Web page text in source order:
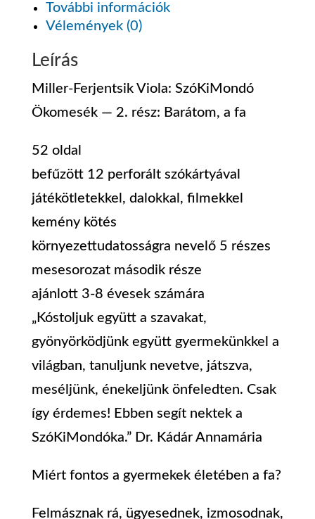
További információk
Vélemények (0)
Leírás
Miller-Ferjentsik Viola: SzóKiMondó
Ökomesék ― 2. rész: Barátom, a fa
52 oldal
befűzött 12 perforált szókártyával
játékötletekkel, dalokkal, filmekkel
kemény kötés
környezettudatosságra nevelő 5 részes
mesesorozat második része
ajánlott 3-8 évesek számára
„Kóstoljuk együtt a szavakat,
gyönyörködjünk együtt gyermekünkkel a
világban, tanuljunk nevetve, játszva,
meséljünk, énekeljünk önfeledten. Csak
így érdemes! Ebben segít nektek a
SzóKiMondóka.” Dr. Kádár Annamária
Miért fontos a gyermekek életében a fa?
Felmásznak rá, ügyesednek, izmosodnak,